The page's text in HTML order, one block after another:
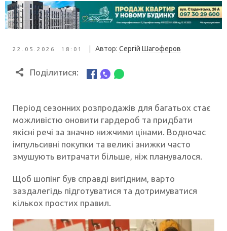
22.05.2026 18:01 Автор: Сергій Шагоферов
Поділитися:
Період сезонних розпродажів для багатьох стає
можливістю оновити гардероб та придбати
якісні речі за значно нижчими цінами. Водночас
імпульсивні покупки та великі знижки часто
змушують витрачати більше, ніж планувалося.
Щоб шопінг був справді вигідним, варто
заздалегідь підготуватися та дотримуватися
кількох простих правил.